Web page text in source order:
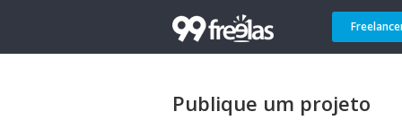
Publique um projeto